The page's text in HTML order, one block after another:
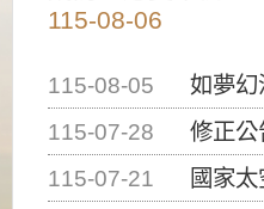
115-08-06
115-08-05
如夢幻
115-07-28
修正公告「墾丁國家
115-07-21
國家太空中心為辦理